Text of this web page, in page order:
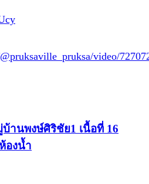
video/
านพงษ์ศิริชัย1 เนื้อที่ 16
องน้ำ